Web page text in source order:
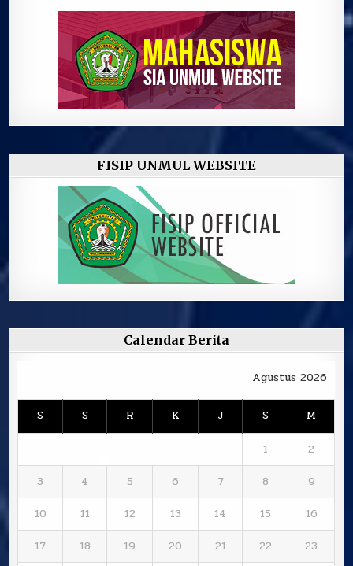
FISIP UNMUL WEBSITE
Calendar Berita
Agustus 2026
S S R K J S M
1
2
3
4 5 6 7 8
9
10
11 12 13 14 15
16
17
18 19 20 21 22 23